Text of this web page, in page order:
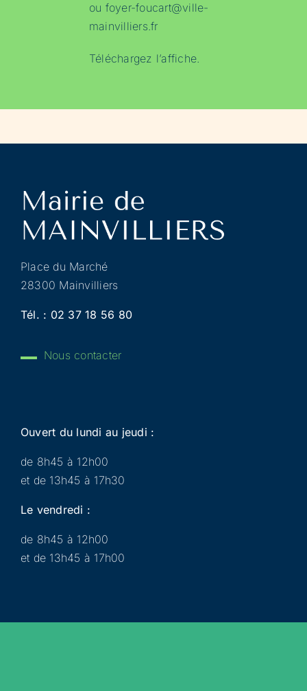
ou foyer-foucart@ville-
mainvilliers.fr
Téléchargez l’affiche.
Place du Marché
28300 Mainvilliers
Tél. : 02 37 18 56 80
Nous contacter
Ouvert du lundi au jeudi :
de 8h45 à 12h00
et de 13h45 à 17h30
Le vendredi :
de 8h45 à 12h00
et de 13h45 à 17h00